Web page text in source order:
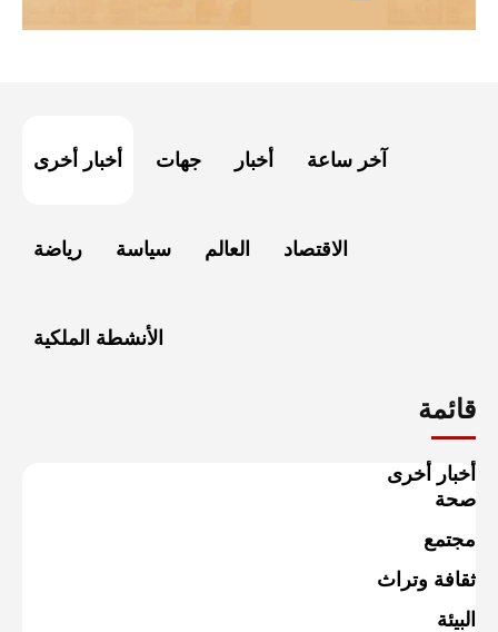
أخبار أخرى جهات أخبار آخر ساعة
رياضة سياسة العالم الاقتصاد
الأنشطة الملكية
قائمة
أخبار أخرى
صحة
مجتمع
ثقافة وتراث
البيئة